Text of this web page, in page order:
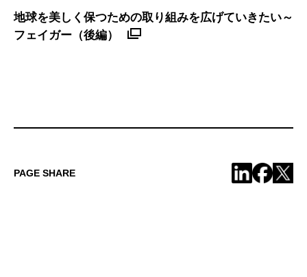
地球を美しく保つための取り組みを広げていきたい～
フェイガー（後編）
PAGE SHARE